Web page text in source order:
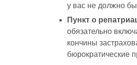
у вас не должно
Пункт о
обязательно
кончины
бюрократические